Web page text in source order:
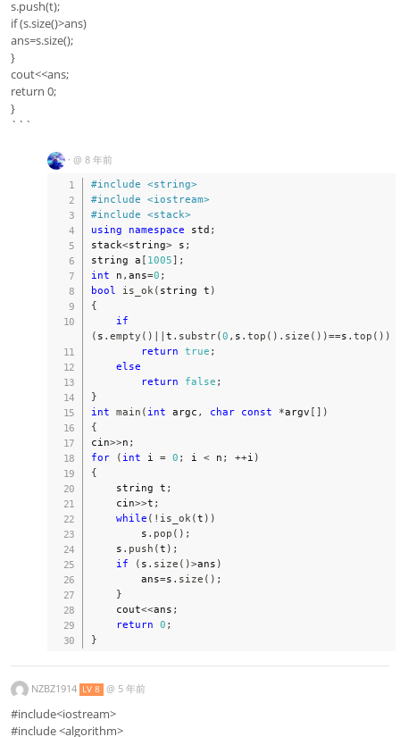
s.push(t);
if (s.size()>ans)
ans=s.size();
}
cout<<ans;
return 0;
}
```
· @ 8 年前
#include <string>
#include <iostream>
#include <stack>
using
namespace std ;
stack<string> s ;
string a [ 1005] ;
int n ,ans=0 ;
bool
is_ok( string t )
{
if
( s .empty ( ) ||t . substr(0 , s .top ( ) . size ( ) )==s .top ( ) )
return true ;
else
return
false ;
}
int main ( int argc , char const *argv [ ] )
{
cin>>n ;
for
( int i = 0 ; i < n ; ++i )
{
    string t
;
    cin
>>t ;
while ( ! is_ok(t ) )
        s
. pop ( ) ;
    s
. push (t ) ;
if
( s . size ( )>ans )
        ans
=s . size ( ) ;
}
    cout
<<ans ;
return 0 ;
}
NZBZ1914 LV 8 @ 5 年前
#include<iostream>
#include <algorithm>